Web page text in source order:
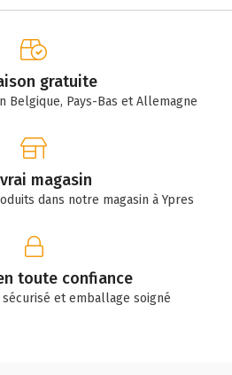
gratuite
Belgique, Pays-Bas et Allemagne
magasin
dans notre magasin à Ypres
toute confiance
et emballage soigné